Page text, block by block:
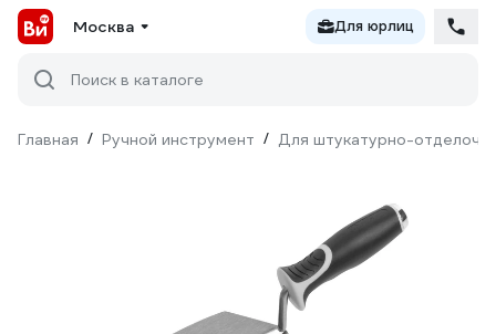
Москва Для юрлиц
Поиск в каталоге
Главная / Ручной инструмент / Для штукатурно-